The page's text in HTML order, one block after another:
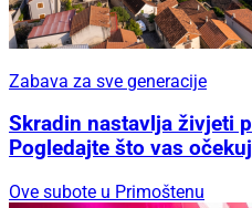
Zabava za sve generacije
Skradin nastavlja živjeti
Pogledajte što vas
Ove subote u Primoštenu